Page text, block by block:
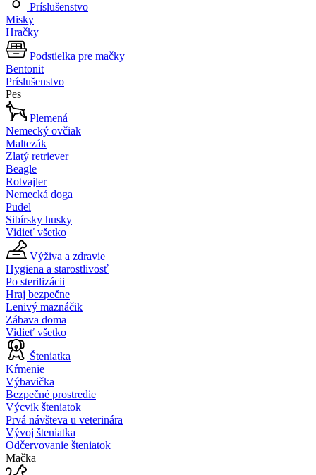
Príslušenstvo
Misky
Hračky
Podstielka pre mačky
Bentonit
Príslušenstvo
Pes
Plemená
Nemecký ovčiak
Maltezák
Zlatý retriever
Beagle
Rotvajler
Nemecká doga
Pudel
Sibírsky husky
Vidieť všetko
Výživa a zdravie
Hygiena a starostlivosť
Po sterilizácii
Hraj bezpečne
Lenivý maznáčik
Zábava doma
Vidieť všetko
Šteniatka
Kŕmenie
Výbavička
Bezpečné prostredie
Výcvik šteniatok
Prvá návšteva u veterinára
Vývoj šteniatka
Odčervovanie šteniatok
Mačka